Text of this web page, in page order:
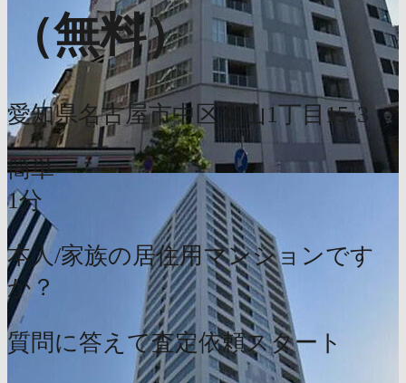
（無料）
愛知県名古屋市中区金山1丁目15-3
簡単
1分
本人/家族の居住用マンションです
か？
質問に答えて査定依頼スタート